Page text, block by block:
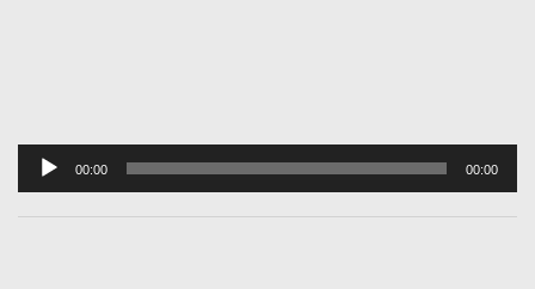
00:00 00:00